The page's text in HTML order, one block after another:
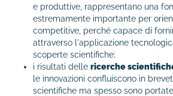
e produttive, rappresentano una
estremamente importante per
competitive, perché capace di
attraverso l'applicazione
scoperte scientifiche;
i risultati delle ricerche
le innovazioni confluiscono in
scientifiche ma spesso sono